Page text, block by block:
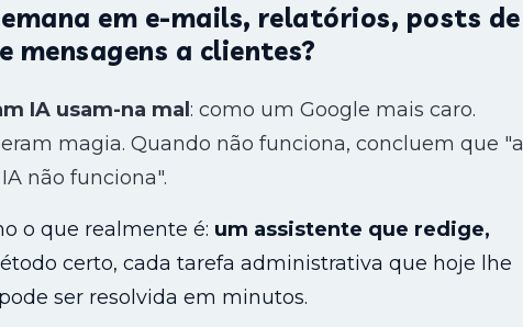
em e-mails, relatórios, posts de
mensagens a clientes?
IA usam-na mal : como um Google mais caro.
magia. Quando não funciona, concluem que "a
IA não funciona".
o que realmente é: um assistente que redige,
certo, cada tarefa administrativa que hoje lhe
ser resolvida em minutos.